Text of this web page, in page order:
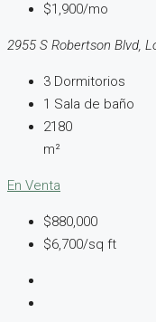
$1,900/mo
2955 S Robertson Blvd,
3 Dormitorios
1 Sala de baño
2180
m²
En Venta
$880,000
$6,700/sq ft